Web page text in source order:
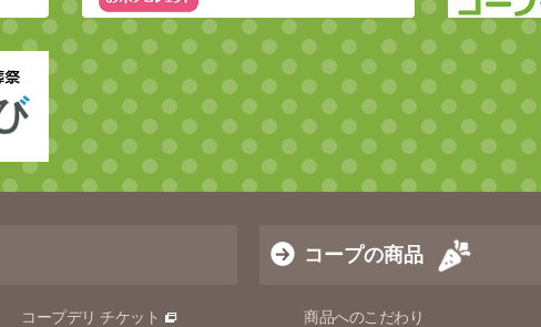
コープデリ チケット
コープの商品
商品へのこだわり